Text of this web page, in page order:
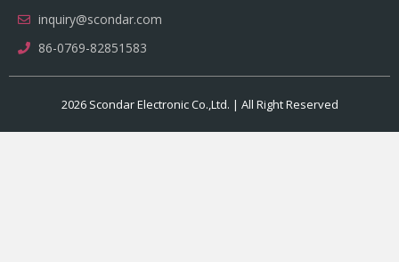
inquiry@scondar.com
86-0769-82851583
2026 Scondar Electronic Co.,Ltd. | All Right Reserved